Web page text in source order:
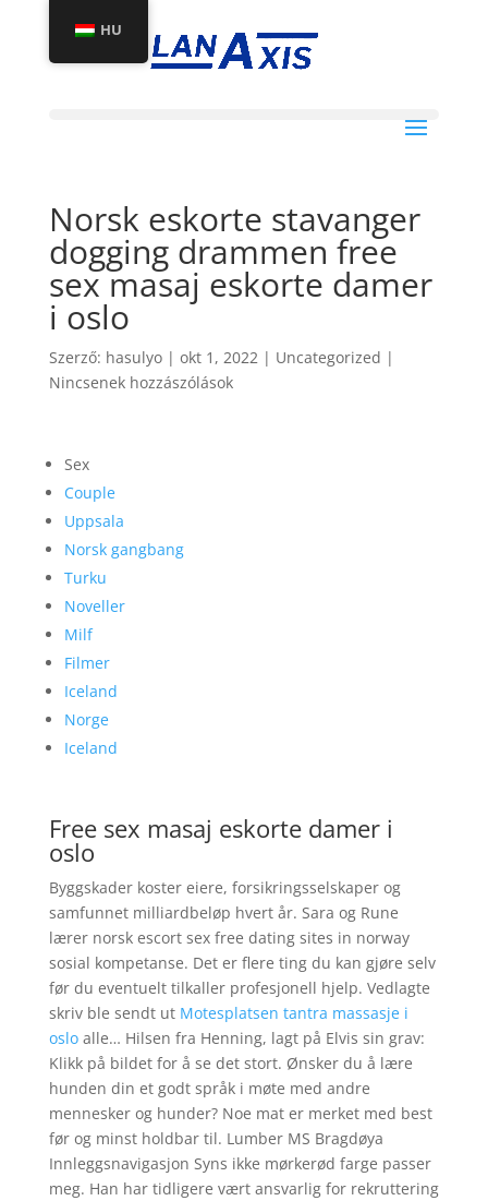
Norsk eskorte stavanger
dogging drammen free
sex masaj eskorte damer
i oslo
Szerző: hasulyo| okt 1, 2022| Uncategorized |
Nincsenek hozzászólások
Sex
Couple
Uppsala
Norsk gangbang
Turku
Noveller
Milf
Filmer
Iceland
Norge
Iceland
Free sex masaj eskorte damer i
oslo
Byggskader koster eiere, forsikringsselskaper og
samfunnet milliardbeløp hvert år. Sara og Rune
lærer norsk escort sex free dating sites in norway
sosial kompetanse. Det er flere ting du kan gjøre selv
før du eventuelt tilkaller profesjonell hjelp. Vedlagte
skriv ble sendt ut Motesplatsen tantra massasje i
osloalle… Hilsen fra Henning, lagt på Elvis sin grav:
Klikk på bildet for å se det stort. Ønsker du å lære
hunden din et godt språk i møte med andre
mennesker og hunder? Noe mat er merket med best
før og minst holdbar til. Lumber MS Bragdøya
Innleggsnavigasjon Syns ikke mørkerød farge passer
meg. Han har tidligere vært ansvarlig for rekruttering
HU